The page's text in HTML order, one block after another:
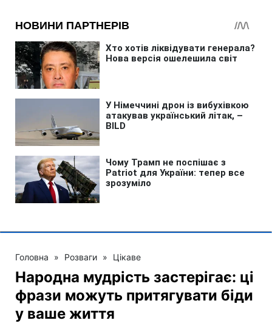
Головна » Розваги » Цікаве
Народна мудрість застерігає: ці
фрази можуть притягувати біди
у ваше життя